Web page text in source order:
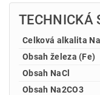
TECHNICKÁ
Celková alkalita
Obsah železa (Fe)
Obsah NaCl
Obsah Na2CO3